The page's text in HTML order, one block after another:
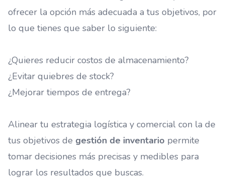
ofrecer la opción más adecuada a tus objetivos, por
lo que tienes que saber lo siguiente:
¿Quieres reducir costos de almacenamiento?
¿Evitar quiebres de stock?
¿Mejorar tiempos de entrega?
Alinear tu estrategia logística y comercial con la de
tus objetivos de gestión de inventario permite
tomar decisiones más precisas y medibles para
lograr los resultados que buscas.